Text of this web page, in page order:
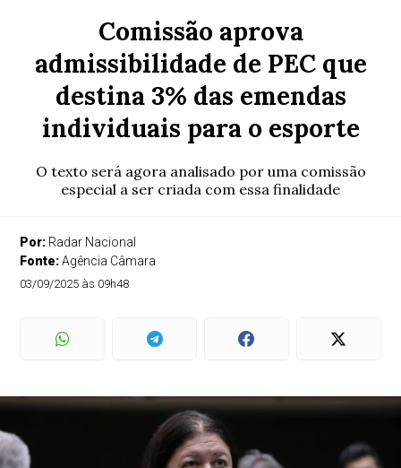
Comissão aprova
admissibilidade de PEC que
destina 3% das emendas
individuais para o esporte
O texto será agora analisado por uma comissão
especial a ser criada com essa finalidade
Por: Radar Nacional
Fonte:Agência Câmara
03/09/2025 às 09h48